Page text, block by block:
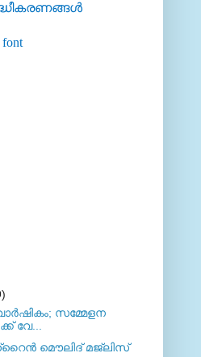
font
സമ്മേളന
വേ...
മൌലിദ്‌ മജ്‌ലിസ്